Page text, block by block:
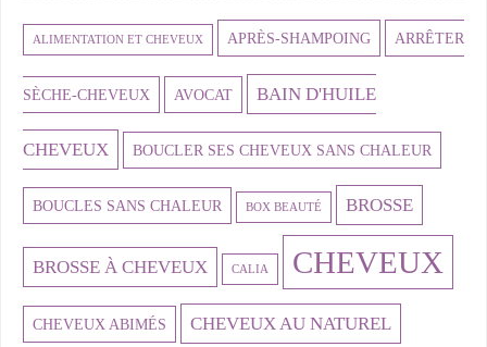
ALIMENTATION ET CHEVEUX APRÈS-SHAMPOING ARRÊTER
SÈCHE-CHEVEUX AVOCAT BAIN D'HUILE
CHEVEUX BOUCLER SES CHEVEUX SANS CHALEUR
BOUCLES SANS CHALEUR BOX BEAUTÉ BROSSE
BROSSE À CHEVEUX CALIA CHEVEUX
CHEVEUX ABIMÉS CHEVEUX AU NATUREL